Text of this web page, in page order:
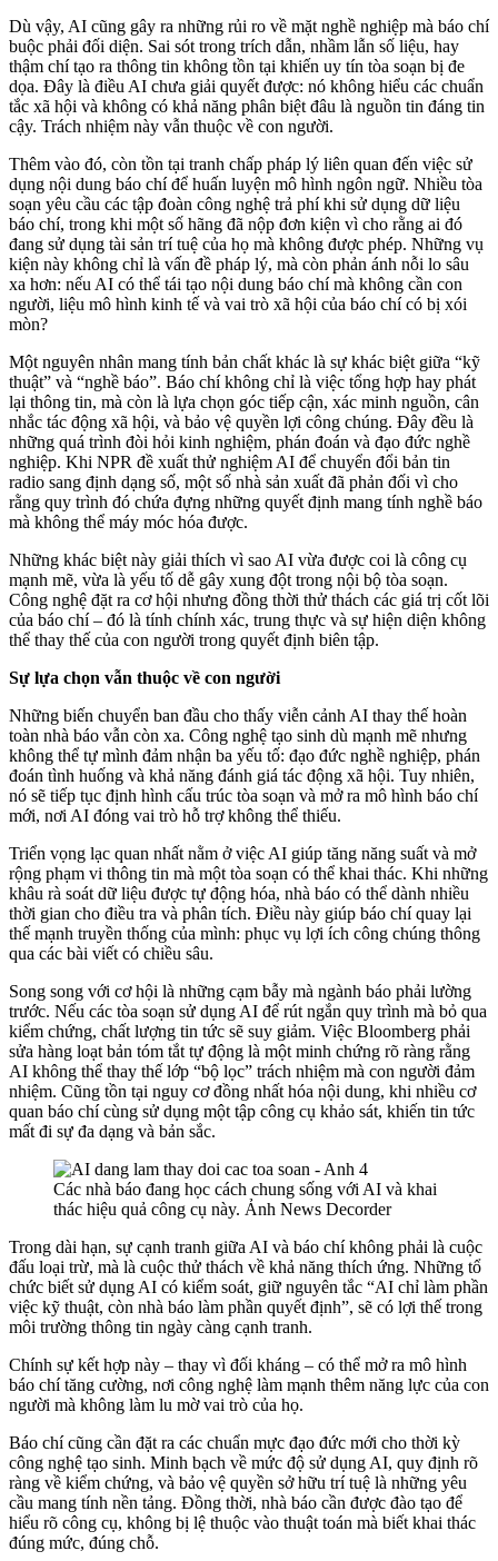
Dù vậy, AI cũng gây ra những rủi ro về mặt nghề nghiệp mà báo chí
buộc phải đối diện. Sai sót trong trích dẫn, nhầm lẫn số liệu, hay
thậm chí tạo ra thông tin không tồn tại khiến uy tín tòa soạn bị đe
dọa. Đây là điều AI chưa giải quyết được: nó không hiểu các chuẩn
tắc xã hội và không có khả năng phân biệt đâu là nguồn tin đáng tin
cậy. Trách nhiệm này vẫn thuộc về con người.
Thêm vào đó, còn tồn tại tranh chấp pháp lý liên quan đến việc sử
dụng nội dung báo chí để huấn luyện mô hình ngôn ngữ. Nhiều tòa
soạn yêu cầu các tập đoàn công nghệ trả phí khi sử dụng dữ liệu
báo chí, trong khi một số hãng đã nộp đơn kiện vì cho rằng ai đó
đang sử dụng tài sản trí tuệ của họ mà không được phép. Những vụ
kiện này không chỉ là vấn đề pháp lý, mà còn phản ánh nỗi lo sâu
xa hơn: nếu AI có thể tái tạo nội dung báo chí mà không cần con
người, liệu mô hình kinh tế và vai trò xã hội của báo chí có bị xói
mòn?
Một nguyên nhân mang tính bản chất khác là sự khác biệt giữa “kỹ
thuật” và “nghề báo”. Báo chí không chỉ là việc tổng hợp hay phát
lại thông tin, mà còn là lựa chọn góc tiếp cận, xác minh nguồn, cân
nhắc tác động xã hội, và bảo vệ quyền lợi công chúng. Đây đều là
những quá trình đòi hỏi kinh nghiệm, phán đoán và đạo đức nghề
nghiệp. Khi NPR đề xuất thử nghiệm AI để chuyển đổi bản tin
radio sang định dạng số, một số nhà sản xuất đã phản đối vì cho
rằng quy trình đó chứa đựng những quyết định mang tính nghề báo
mà không thể máy móc hóa được.
Những khác biệt này giải thích vì sao AI vừa được coi là công cụ
mạnh mẽ, vừa là yếu tố dễ gây xung đột trong nội bộ tòa soạn.
Công nghệ đặt ra cơ hội nhưng đồng thời thử thách các giá trị cốt lõi
của báo chí – đó là tính chính xác, trung thực và sự hiện diện không
thể thay thế của con người trong quyết định biên tập.
Sự lựa chọn vẫn thuộc về con người
Những biến chuyển ban đầu cho thấy viễn cảnh AI thay thế hoàn
toàn nhà báo vẫn còn xa. Công nghệ tạo sinh dù mạnh mẽ nhưng
không thể tự mình đảm nhận ba yếu tố: đạo đức nghề nghiệp, phán
đoán tình huống và khả năng đánh giá tác động xã hội. Tuy nhiên,
nó sẽ tiếp tục định hình cấu trúc tòa soạn và mở ra mô hình báo chí
mới, nơi AI đóng vai trò hỗ trợ không thể thiếu.
Triển vọng lạc quan nhất nằm ở việc AI giúp tăng năng suất và mở
rộng phạm vi thông tin mà một tòa soạn có thể khai thác. Khi những
khâu rà soát dữ liệu được tự động hóa, nhà báo có thể dành nhiều
thời gian cho điều tra và phân tích. Điều này giúp báo chí quay lại
thế mạnh truyền thống của mình: phục vụ lợi ích công chúng thông
qua các bài viết có chiều sâu.
Song song với cơ hội là những cạm bẫy mà ngành báo phải lường
trước. Nếu các tòa soạn sử dụng AI để rút ngắn quy trình mà bỏ qua
kiểm chứng, chất lượng tin tức sẽ suy giảm. Việc Bloomberg phải
sửa hàng loạt bản tóm tắt tự động là một minh chứng rõ ràng rằng
AI không thể thay thế lớp “bộ lọc” trách nhiệm mà con người đảm
nhiệm. Cũng tồn tại nguy cơ đồng nhất hóa nội dung, khi nhiều cơ
quan báo chí cùng sử dụng một tập công cụ khảo sát, khiến tin tức
mất đi sự đa dạng và bản sắc.
Các nhà báo đang học cách chung sống với AI và khai
thác hiệu quả công cụ này. Ảnh News Decorder
Trong dài hạn, sự cạnh tranh giữa AI và báo chí không phải là cuộc
đấu loại trừ, mà là cuộc thử thách về khả năng thích ứng. Những tổ
chức biết sử dụng AI có kiểm soát, giữ nguyên tắc “AI chỉ làm phần
việc kỹ thuật, còn nhà báo làm phần quyết định”, sẽ có lợi thế trong
môi trường thông tin ngày càng cạnh tranh.
Chính sự kết hợp này – thay vì đối kháng – có thể mở ra mô hình
báo chí tăng cường, nơi công nghệ làm mạnh thêm năng lực của con
người mà không làm lu mờ vai trò của họ.
Báo chí cũng cần đặt ra các chuẩn mực đạo đức mới cho thời kỳ
công nghệ tạo sinh. Minh bạch về mức độ sử dụng AI, quy định rõ
ràng về kiểm chứng, và bảo vệ quyền sở hữu trí tuệ là những yêu
cầu mang tính nền tảng. Đồng thời, nhà báo cần được đào tạo để
hiểu rõ công cụ, không bị lệ thuộc vào thuật toán mà biết khai thác
đúng mức, đúng chỗ.